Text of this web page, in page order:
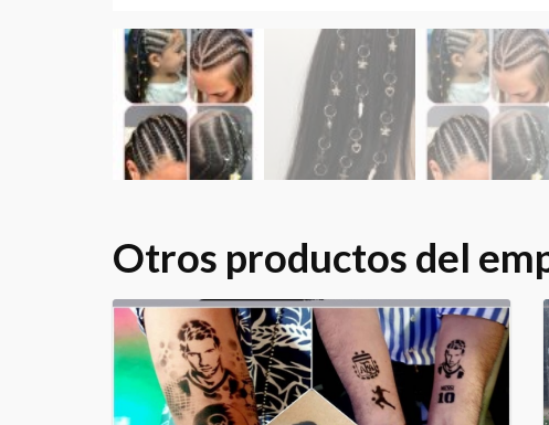
Otros productos del